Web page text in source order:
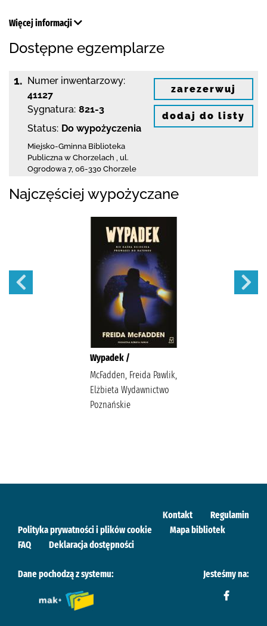
Więcej informacji
Dostępne egzemplarze
1. Numer inwentarzowy:
41127
Sygnatura: 821-3
Status: Do wypożyczenia
Miejsko-Gminna Biblioteka
Publiczna w Chorzelach
ul.
Ogrodowa 7, 06-330 Chorzele
zarezerwuj
dodaj do listy
Najczęściej wypożyczane
Wypadek /
McFadden, Freida Pawlik,
Elżbieta Wydawnictwo
Poznańskie
Kontakt
Regulamin
Polityka prywatności i plików cookie
Mapa bibliotek
FAQ
Deklaracja dostępności
Dane pochodzą z systemu: Jesteśmy na: